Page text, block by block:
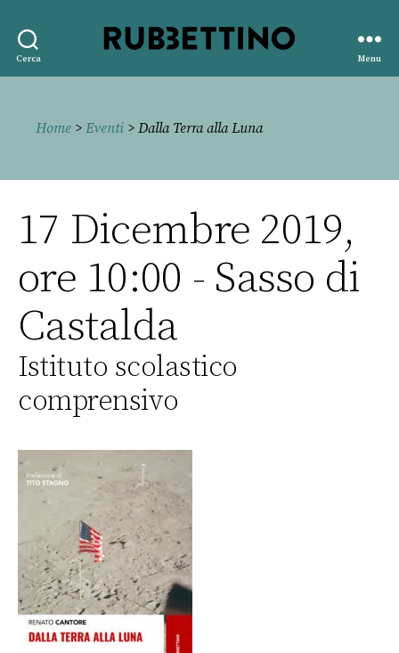
Cerca
editore
Menu
Home > Eventi > Dalla Terra alla Luna
17 Dicembre 2019,
ore 10:00 - Sasso di
Castalda
Istituto scolastico
comprensivo